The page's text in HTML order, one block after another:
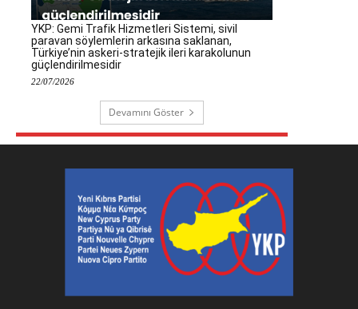
YKP: Gemi Trafik Hizmetleri Sistemi, sivil
paravan söylemlerin arkasına saklanan,
Türkiye’nin askeri-stratejik ileri karakolunun
güçlendirilmesidir
22/07/2026
Devamını Göster